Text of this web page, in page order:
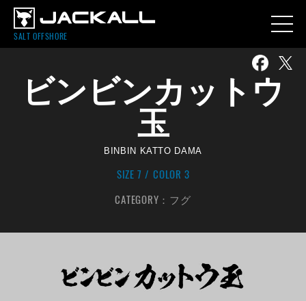
SALT OFFSHORE
ビンビンカットウ
玉
BINBIN KATTO DAMA
SIZE 7
COLOR 3
CATEGORY： フグ